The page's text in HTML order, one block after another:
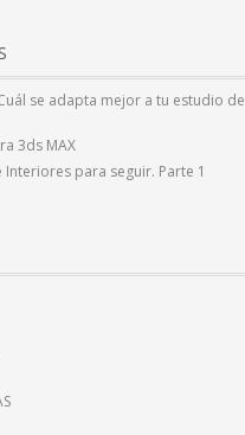
se adapta mejor a tu estudio de
3ds MAX
para seguir. Parte 1